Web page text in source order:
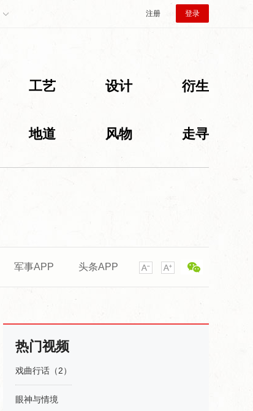
注册 登录
工艺 设计 衍生
地道 风物 走寻
军事APP 头条APP
热门视频
戏曲行话（2）
眼神与情境